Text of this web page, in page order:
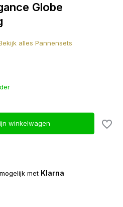
Globe
alles Pannensets
winkelwagen
met Klarna